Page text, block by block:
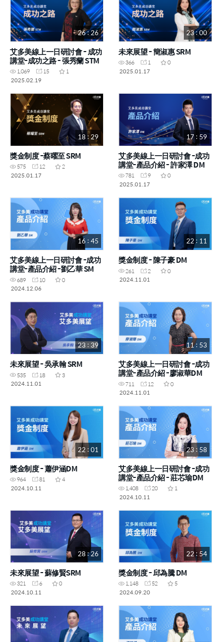
26 : 26
艾多美線上一日研討會 - 成功
講堂-成功之路 - 張秀蘭 STM
1,069 15
1
2025.02.19
23 : 00
未來展望 - 簡淑惠 SRM
366 1
0
2025.01.17
18 : 29
獎金制度 -蔡曜至 SRM
575 12
2
2025.01.17
17 : 59
艾多美線上一日研討會 -成功
講堂-產品介紹 - 許家澤 DM
781 9
0
2025.01.17
16 : 45
艾多美線上一日研討會 -成功
講堂-產品介紹 -劉乙華 SM
689 10
0
2024.12.06
22 : 11
獎金制度 - 陳子豪 DM
261 2
0
2024.11.01
23 : 39
未來展望 - 吳承翰 SRM
535 18
3
2024.11.01
11 : 53
艾多美線上一日研討會 -成功
講堂-產品介紹 -廖淑華DM
711 12
0
2024.11.01
22 : 01
獎金制度 - 蕭伊涵DM
964 81
4
2024.10.11
23 : 58
艾多美線上一日研討會 -成功
講堂-產品介紹 - 莊芯瑜DM
1,408 20
1
2024.10.11
28 : 26
未來展望 - 蘇修賢SRM
321 6
0
2024.10.11
22 : 54
獎金制度 - 邱為騰 DM
1,148 52
5
2024.09.20